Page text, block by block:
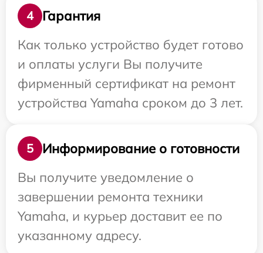
4
Гарантия
Как только устройство будет готово
и оплаты услуги Вы получите
фирменный сертификат на ремонт
устройства Yamaha сроком до 3 лет.
5
Информирование о готовности
Вы получите уведомление о
завершении ремонта техники
Yamaha, и курьер доставит ее по
указанному адресу.